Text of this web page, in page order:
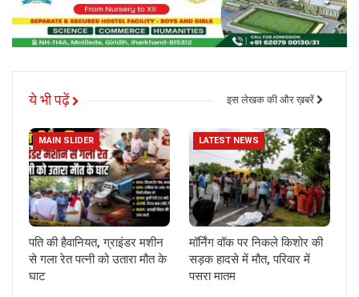
ये भी पढ़ें इस लेखक की और ख़बरें
MAIN SLIDER
पति की हैवानियत, ग्राइंडर मशीन
से गला रेत पत्नी को उतारा मौत के
घाट
LATEST NEWS
मॉर्निंग वॉक पर निकले किशोर की
सड़क हादसे में मौत, परिवार में
पसरा मातम